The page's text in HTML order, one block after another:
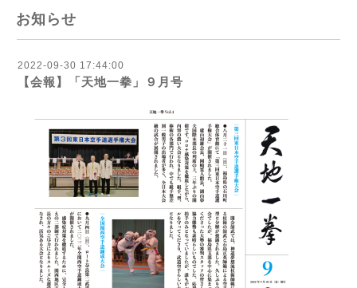
お知らせ
2022-09-30 17:44:00
【会報】「天地一拳」９月号